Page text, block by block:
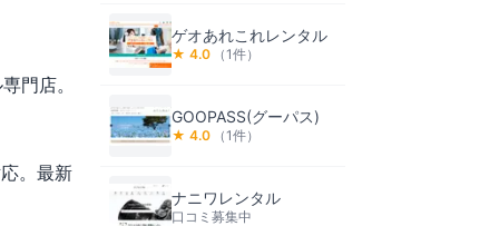
門店。
。最新
ゲオあれこれレンタル
★ 4.0 （1件）
GOOPASS(グーパス)
★ 4.0 （1件）
ナニワレンタル
口コミ募集中